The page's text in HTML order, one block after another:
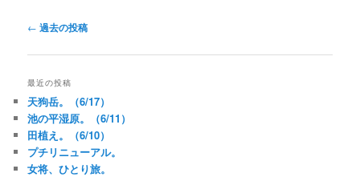
投
ナ
ー
シ
ョ
ン
← 過去の投稿
最近の投稿
天狗岳。（6/17）
池の平湿原。（6/11）
田植え。（6/10）
プチリニューアル。
女将、ひとり旅。